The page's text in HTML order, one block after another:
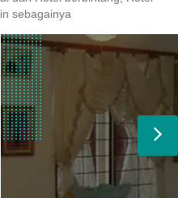
sebagainya